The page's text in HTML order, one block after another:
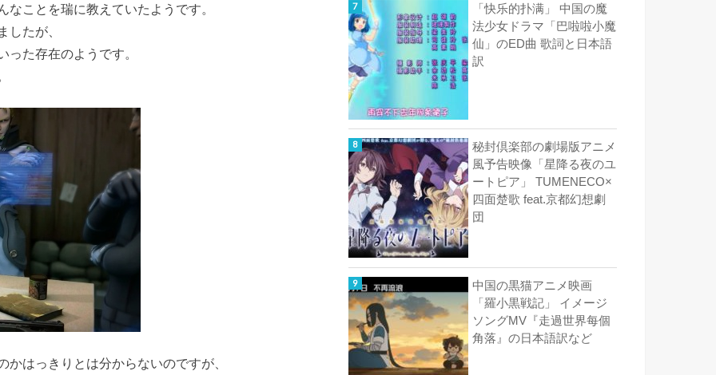
ことを瑞に教えていたようです。
したが、
た存在のようです。
はっきりとは分からないのですが、
「快乐的扑满」 中国の魔
法少女ドラマ「巴啦啦小魔
仙」のED曲 歌詞と日本語
訳
秘封倶楽部の劇場版アニメ
風予告映像「星降る夜のユ
ートピア」 TUMENECO×
四面楚歌 feat.京都幻想劇
団
中国の黒猫アニメ映画
「羅小黒戦記」 イメージ
ソングMV『走過世界每個
角落』の日本語訳など